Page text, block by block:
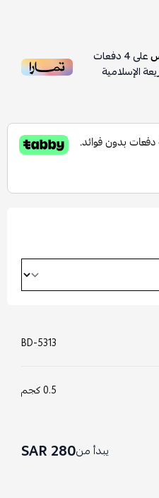
على4دفعات
الإسلامية
BD-5313
0.5 كجم
يبدأ من280 SAR